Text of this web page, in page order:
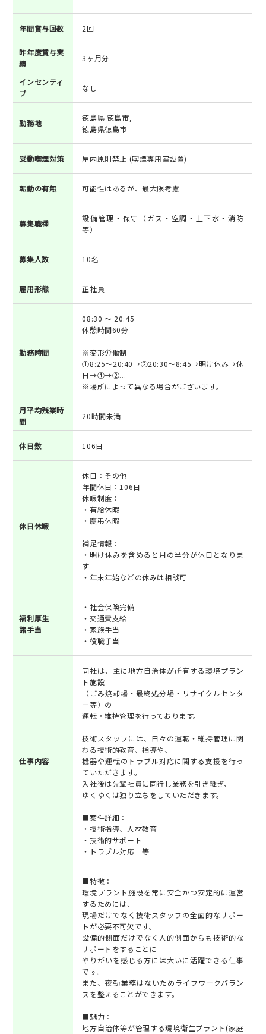
年間賞与回数 2回
昨年度賞与実
績
3ヶ月分
インセンティ
ブ
なし
勤務地
徳島県 徳島市,
徳島県徳島市
受動喫煙対策 屋内原則禁止 (喫煙専用室設置)
転勤の有無 可能性はあるが、最大限考慮
募集職種
設備管理・保守（ガス・空調・上下水・消防
等）
募集人数 10名
雇用形態 正社員
勤務時間
08:30 ～ 20:45
休憩時間60分
※変形労働制
①8:25～20:40→②20:30～8:45→明け休み→休
日→①→②...
※場所によって異なる場合がございます。
月平均残業時
間
20時間未満
休日数 106日
休日休暇
休日：その他
年間休日：106日
休暇制度：
・有給休暇
・慶弔休暇
補足情報：
・明け休みを含めると月の半分が休日となりま
す
・年末年始などの休みは相談可
福利厚生
諸手当
・社会保険完備
・交通費支給
・家族手当
・役職手当
仕事内容
同社は、主に地方自治体が所有する環境プラン
ト施設
（ごみ焼却場・最終処分場・リサイクルセンタ
ー等）の
運転・維持管理を行っております。
技術スタッフには、日々の運転・維持管理に関
わる技術的教育、指導や、
機器や運転のトラブル対応に関する支援を行っ
ていただきます。
入社後は先輩社員に同行し業務を引き継ぎ、
ゆくゆくは独り立ちをしていただきます。
■案件詳細：
・技術指導、人材教育
・技術的サポート
・トラブル対応 等
■特徴：
環境プラント施設を常に安全かつ安定的に運営
するためには、
現場だけでなく技術スタッフの全面的なサポー
トが必要不可欠です。
設備的側面だけでなく人的側面からも技術的な
サポートをすることに
やりがいを感じる方には大いに活躍できる仕事
です。
また、夜勤業務はないためライフワークバラン
スを整えることができます。
■魅力：
地方自治体等が管理する環境衛生プラント(家庭